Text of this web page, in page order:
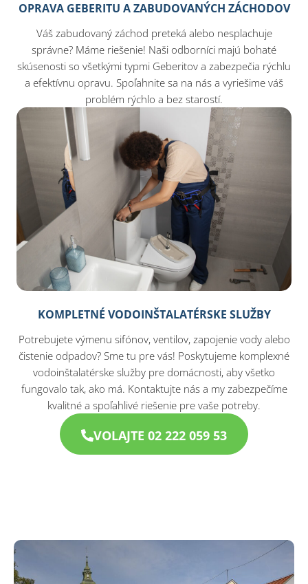
OPRAVA GEBERITU A ZABUDOVANÝCH ZÁCHODOV
Váš zabudovaný záchod preteká alebo nesplachuje
správne? Máme riešenie! Naši odborníci majú bohaté
skúsenosti so všetkými typmi Geberitov a zabezpečia rýchlu
a efektívnu opravu. Spoľahnite sa na nás a vyriešime váš
problém rýchlo a bez starostí.
KOMPLETNÉ VODOINŠTALATÉRSKE SLUŽBY
Potrebujete výmenu sifónov, ventilov, zapojenie vody alebo
čistenie odpadov? Sme tu pre vás! Poskytujeme komplexné
vodoinštalatérske služby pre domácnosti, aby všetko
fungovalo tak, ako má. Kontaktujte nás a my zabezpečíme
kvalitné a spoľahlivé riešenie pre vaše potreby.
VOLAJTE 02 222 059 53